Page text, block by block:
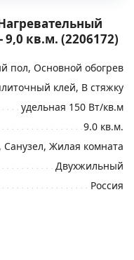
9,0 кв.м. (2206172)
пол, Основной обогрев
клей, В стяжку
удельная 150 Вт/кв.м
9.0 кв.м.
Санузел, Жилая комната
Двухжильный
Россия